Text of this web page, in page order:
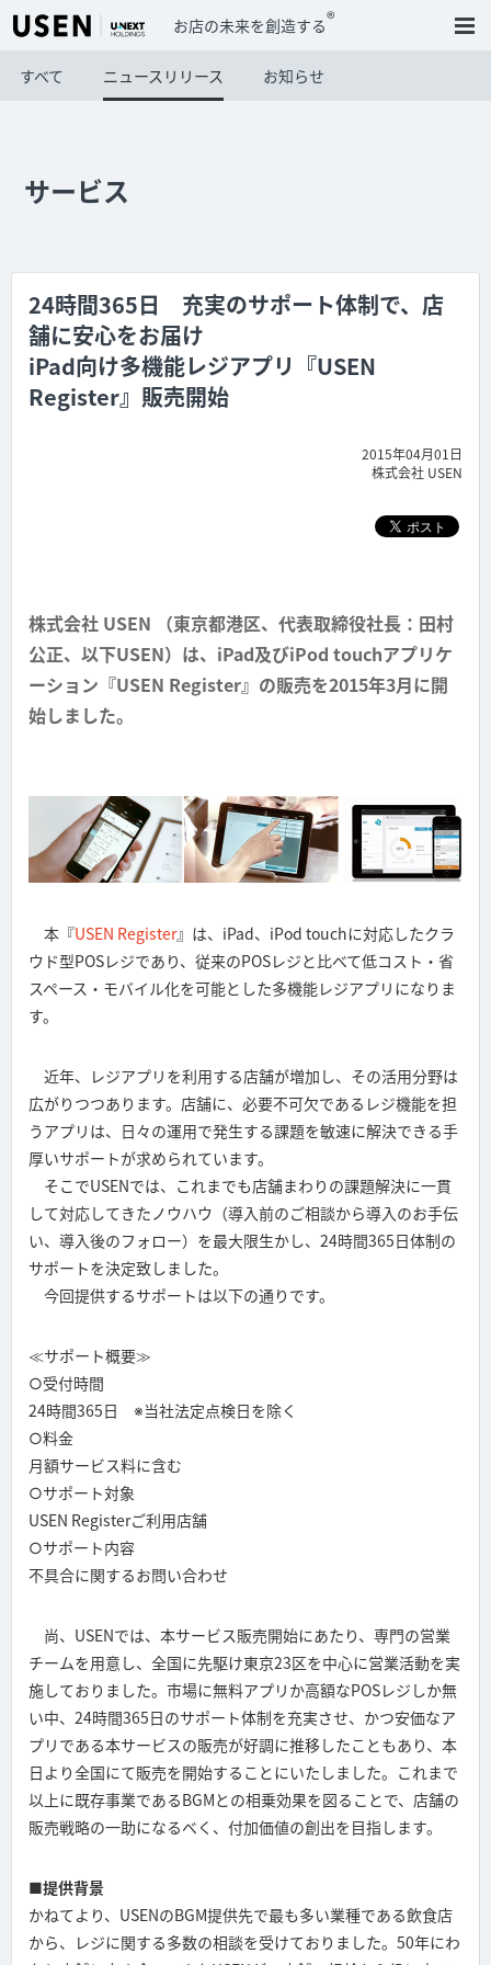
お店の未来を創造する®
すべて ニュースリリース お知らせ
サービス
24時間365日 充実のサポート体制で、店
舗に安心をお届け
iPad向け多機能レジアプリ『USEN
Register』販売開始
2015年04月01日
株式会社 USEN
株式会社 USEN （東京都港区、代表取締役社長：田村
公正、以下USEN）は、iPad及びiPod touchアプリケ
ーション『USEN Register』の販売を2015年3月に開
始しました。
本『USEN Register』は、iPad、iPod touchに対応したクラ
ウド型POSレジであり、従来のPOSレジと比べて低コスト・省
スペース・モバイル化を可能とした多機能レジアプリになりま
す。
近年、レジアプリを利用する店舗が増加し、その活用分野は
広がりつつあります。店舗に、必要不可欠であるレジ機能を担
うアプリは、日々の運用で発生する課題を敏速に解決できる手
厚いサポートが求められています。
そこでUSENでは、これまでも店舗まわりの課題解決に一貫
して対応してきたノウハウ（導入前のご相談から導入のお手伝
い、導入後のフォロー）を最大限生かし、24時間365日体制の
サポートを決定致しました。
今回提供するサポートは以下の通りです。
≪サポート概要≫
○受付時間
24時間365日 ※当社法定点検日を除く
○料金
月額サービス料に含む
○サポート対象
USEN Registerご利用店舗
○サポート内容
不具合に関するお問い合わせ
尚、USENでは、本サービス販売開始にあたり、専門の営業
チームを用意し、全国に先駆け東京23区を中心に営業活動を実
施しておりました。市場に無料アプリか高額なPOSレジしか無
い中、24時間365日のサポート体制を充実させ、かつ安価なア
プリである本サービスの販売が好調に推移したこともあり、本
日より全国にて販売を開始することにいたしました。これまで
以上に既存事業であるBGMとの相乗効果を図ることで、店舗の
販売戦略の一助になるべく、付加価値の創出を目指します。
■提供背景
かねてより、USENのBGM提供先で最も多い業種である飲食店
から、レジに関する多数の相談を受けておりました。50年にわ